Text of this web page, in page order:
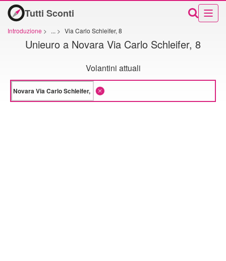
Tutti Sconti
Introduzione > ... > Via Carlo Schleifer, 8
Unieuro a Novara Via Carlo Schleifer, 8
Volantini attuali